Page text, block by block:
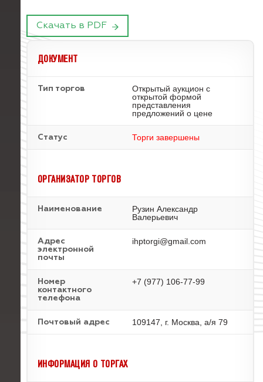
Скачать в PDF
ДОКУМЕНТ
Тип торгов
Открытый аукцион с
открытой формой
представления
предложений о цене
Статус Торги завершены
ОРГАНИЗАТОР ТОРГОВ
Наименование
Рузин Александр
Валерьевич
Адрес
электронной
почты
ihptorgi@gmail.com
Номер
контактного
телефона
+7 (977) 106-77-99
Почтовый адрес 109147, г. Москва, а/я 79
ИНФОРМАЦИЯ О ТОРГАХ